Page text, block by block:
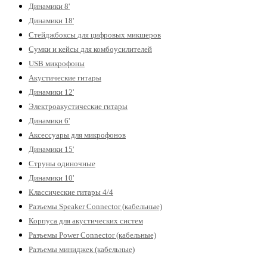
Динамики 8'
Динамики 18'
Стейджбоксы для цифровых микшеров
Сумки и кейсы для комбоусилителей
USB микрофоны
Акустические гитары
Динамики 12'
Электроакустические гитары
Динамики 6'
Аксессуары для микрофонов
Динамики 15'
Струны одиночные
Динамики 10'
Классические гитары 4/4
Разъемы Speaker Connector (кабельные)
Корпуса для акустических систем
Разъемы Power Connector (кабельные)
Разъемы миниджек (кабельные)